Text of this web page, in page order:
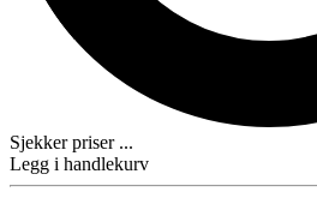
Sjekker priser ...
Legg i handlekurv